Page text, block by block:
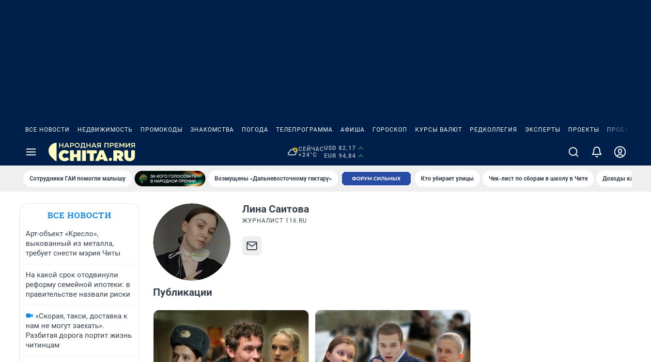
ВСЕ НОВОСТИ НЕДВИЖИМОСТЬ ПРОМОКОДЫ ЗНАКОМСТВА ПОГОДА ТЕЛЕПРОГРАММА АФИША ГОРОСКОП КУРСЫ ВАЛЮТ РЕДКОЛЛЕГИЯ ЭКСПЕРТЫ ПРОЕКТЫ ПРОБКИ
СЕЙЧАС
+24°C
USD 82,17
EUR 94,84
Сотрудники ГАИ помогли малышу Возмущены «Дальневосточному гектару» Кто убирает улицы Чек-лист по сборам в школу в Чите Доходы
ВСЕ НОВОСТИ
Арт-объект «Кресло»,
выкованный из металла,
требует снести мэрия Читы
На какой срок отодвинули
реформу семейной ипотеки: в
правительстве назвали риски
«Скорая, такси, доставка к
нам не могут заехать».
Разбитая дорога портит жизнь
читинцам
Лина Саитова
ЖУРНАЛИСТ 116.RU
Публикации